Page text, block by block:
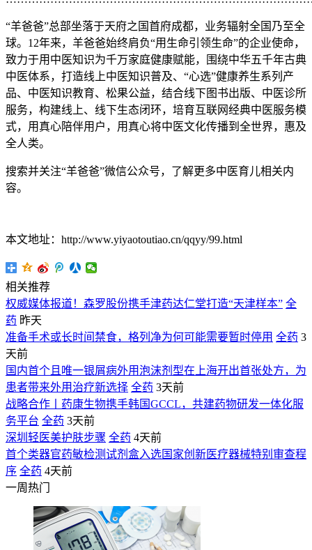
“羊爸爸”总部坐落于天府之国首府成都，业务辐射全国乃至全
球。12年来，羊爸爸始终肩负“用生命引领生命”的企业使命，
致力于用中医知识为千万家庭健康赋能，围绕中华五千年古典
中医体系，打造线上中医知识普及、“心选”健康养生系列产
品、中医知识教育、松果公益，结合线下图书出版、中医诊所
服务，构建线上、线下生态闭环，培育互联网经典中医服务模
式，用真心陪伴用户，用真心将中医文化传播到全世界，惠及
全人类。
搜索并关注“羊爸爸”微信公众号，了解更多中医育儿相关内
容。
本文地址：http://www.yiyaotoutiao.cn/qqyy/99.html
相关推荐
权威媒体报道！森罗股份携手津药达仁堂打造“天津样本” 全
药 昨天
准备手术或长时间禁食，格列净为何可能需要暂时停用 全药 3
天前
国内首个且唯一银屑病外用泡沫剂型在上海开出首张处方，为
患者带来外用治疗新选择 全药 3天前
战略合作丨药康生物携手韩国GCCL，共建药物研发一体化服
务平台 全药 3天前
深圳轻医美护肤步骤 全药 4天前
首个类器官药敏检测试剂盒入选国家创新医疗器械特别审查程
序 全药 4天前
一周热门